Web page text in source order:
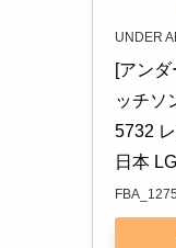
UNDER
[アン
ッチソ
5732
日本